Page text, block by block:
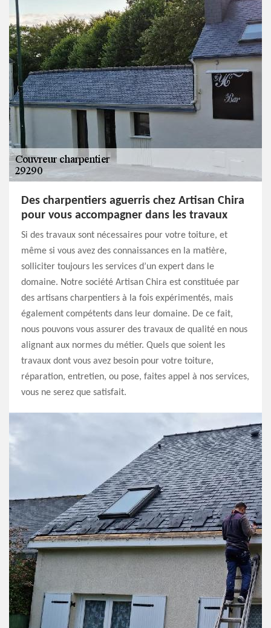
Des charpentiers aguerris chez Artisan Chira
pour vous accompagner dans les travaux
Si des travaux sont nécessaires pour votre toiture, et
même si vous avez des connaissances en la matière,
solliciter toujours les services d’un expert dans le
domaine. Notre société Artisan Chira est constituée par
des artisans charpentiers à la fois expérimentés, mais
également compétents dans leur domaine. De ce fait,
nous pouvons vous assurer des travaux de qualité en nous
alignant aux normes du métier. Quels que soient les
travaux dont vous avez besoin pour votre toiture,
réparation, entretien, ou pose, faites appel à nos services,
vous ne serez que satisfait.